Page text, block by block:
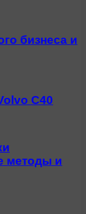
бизнеса и
C40
методы и